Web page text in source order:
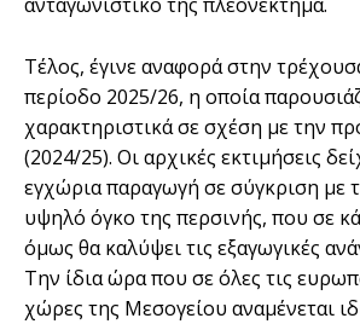
ανταγωνιστικό της πλεονέκτημα.
Τέλος, έγινε αναφορά στην
περίοδο 2025/26, η οποία
χαρακτηριστικά σε σχέση με την
(2024/25). Οι αρχικές εκτιμήσεις
εγχώρια παραγωγή σε σύγκριση με
υψηλό όγκο της περσινής, που σε
όμως θα καλύψει τις εξαγωγικές
Την ίδια ώρα που σε όλες τις
χώρες της Μεσογείου αναμένεται